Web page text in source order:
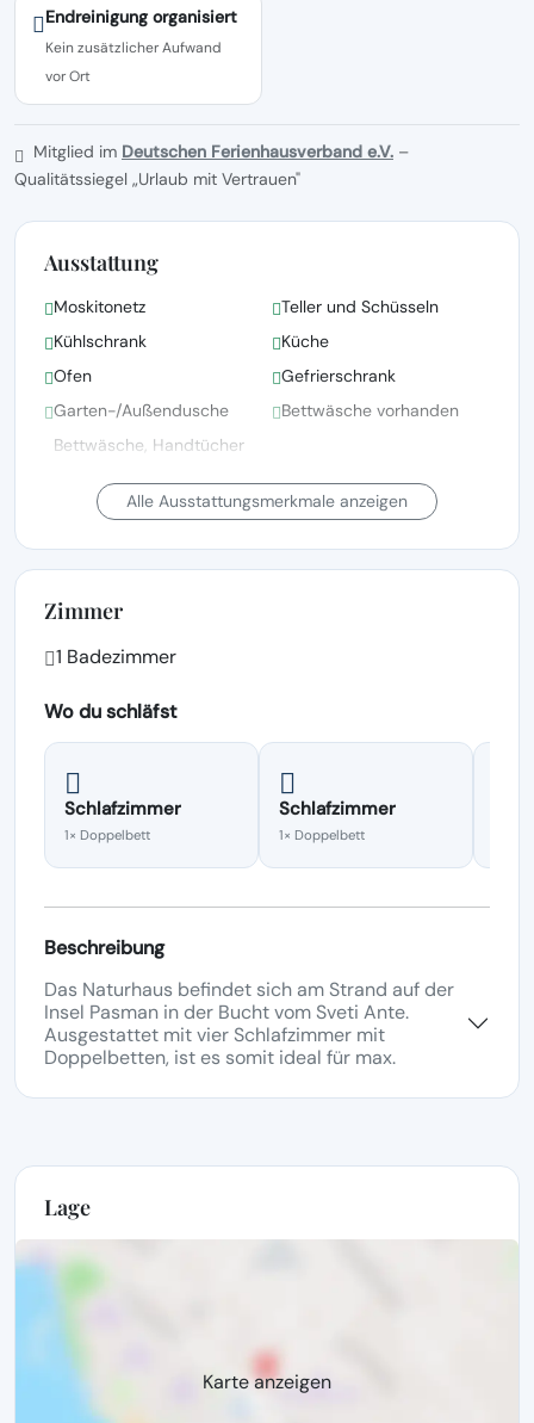
Endreinigung organisiert
Kein zusätzlicher Aufwand
vor Ort
Mitglied im Deutschen Ferienhausverband e.V. –
Qualitätssiegel „Urlaub mit Vertrauen"
Ausstattung
Moskitonetz
Teller und Schüsseln
Kühlschrank
Küche
Ofen
Gefrierschrank
Garten-/Außendusche
Bettwäsche vorhanden
Bettwäsche, Handtücher
Richtlinien der örtlichen
Behörden gewaschen
Grillen
Gartenmöbel Garten
Alle Ausstattungsmerkmale anzeigen
Zimmer
1 Badezimmer
Wo du schläfst
Schlafzimmer
1× Doppelbett
Schlafzimmer
1× Doppelbett
Beschreibung
Das Naturhaus befindet sich am Strand auf der
Insel Pasman in der Bucht vom Sveti Ante.
Ausgestattet mit vier Schlafzimmer mit
Doppelbetten, ist es somit ideal für max.
Lage
Karte anzeigen